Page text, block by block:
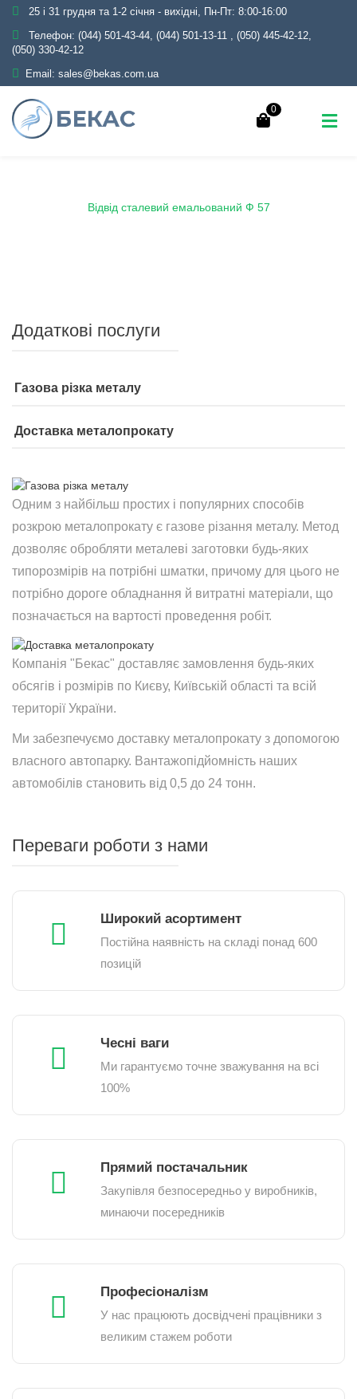
25 і 31 грудня та 1-2 січня - вихідні, Пн-Пт: 8:00-16:00
Телефон: (044) 501-43-44, (044) 501-13-11 , (050) 445-42-12,
(050) 330-42-12
Email: sales@bekas.com.ua
0
Відвід сталевий емальований Ф 57
Додаткові послуги
Газова різка металу
Доставка металопрокату
Одним з найбільш простих і популярних способів
розкрою металопрокату є газове різання металу. Метод
дозволяє обробляти металеві заготовки будь-яких
типорозмірів на потрібні шматки, причому для цього не
потрібно дороге обладнання й витратні матеріали, що
позначається на вартості проведення робіт.
Компанія "Бекас" доставляє замовлення будь-яких
обсягів і розмірів по Києву, Київській області та всій
території України.
Ми забезпечуємо доставку металопрокату з допомогою
власного автопарку. Вантажопідйомність наших
автомобілів становить від 0,5 до 24 тонн.
Переваги роботи з нами
Широкий асортимент
Постійна наявність на складі понад 600
позицій
Чесні ваги
Ми гарантуємо точне зважування на всі
100%
Прямий постачальник
Закупівля безпосередньо у виробників,
минаючи посередників
Професіоналізм
У нас працюють досвідчені працівники з
великим стажем роботи